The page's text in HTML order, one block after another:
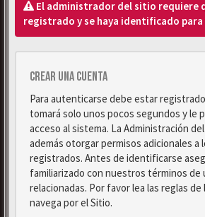
El administrador del sitio requiere
registrado y se haya identificado
Crear una cuenta
Para autenticarse debe estar
tomará solo unos pocos segundos y le
acceso al sistema. La Administración
además otorgar permisos adicionales a
registrados. Antes de identificarse
familiarizado con nuestros términos de
relacionadas. Por favor lea las reglas
navega por el Sitio.